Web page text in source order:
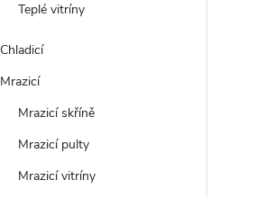
Teplé vitríny
Chladicí
Mrazicí
Mrazicí skříně
Mrazicí pulty
Mrazicí vitríny